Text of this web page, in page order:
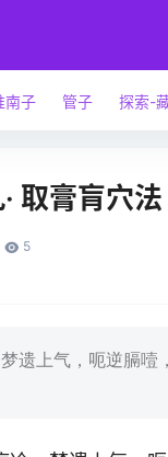
南子 管子 探索-
取膏肓穴法
5
上气，呃逆膈噎